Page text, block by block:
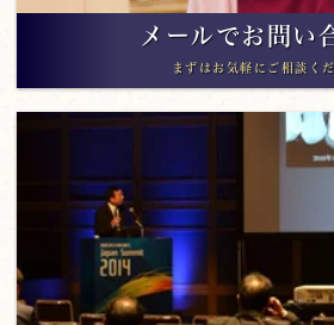
メールでお問い
まずはお気軽にご相談く